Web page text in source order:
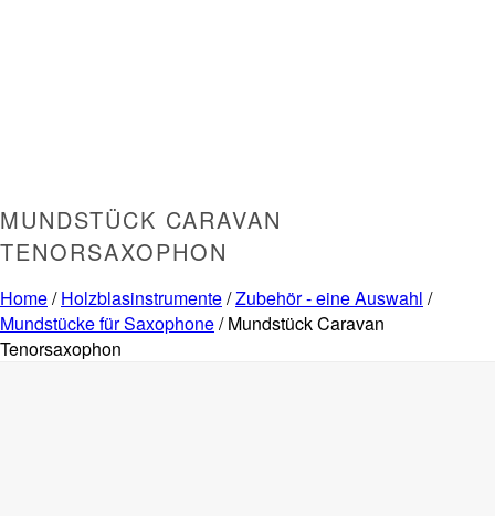
MUNDSTÜCK CARAVAN
TENORSAXOPHON
Home/Holzblasinstrumente/Zubehör - eine Auswahl /
Mundstücke für Saxophone/ Mundstück Caravan
Tenorsaxophon